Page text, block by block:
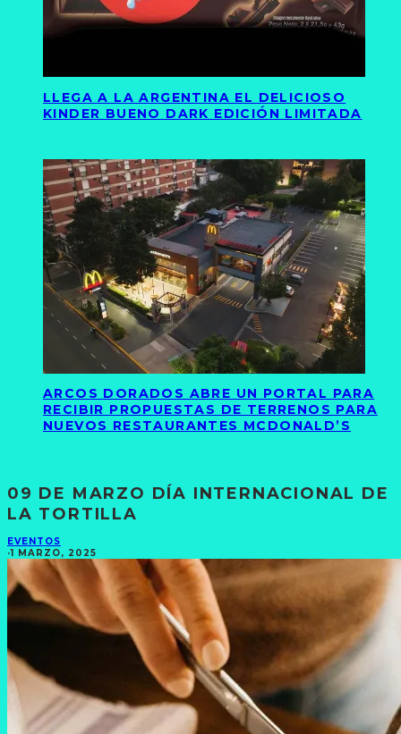
LLEGA A LA ARGENTINA EL DELICIOSO
KINDER BUENO DARK EDICIÓN LIMITADA
ARCOS DORADOS ABRE UN PORTAL PARA
RECIBIR PROPUESTAS DE TERRENOS PARA
NUEVOS RESTAURANTES MCDONALD’S
09 DE MARZO DÍA INTERNACIONAL DE
LA TORTILLA
EVENTOS
·1 MARZO, 2025